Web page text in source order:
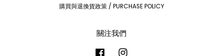
購買與退換貨政策 / PURCHASE POLICY
關注我們
Facebook